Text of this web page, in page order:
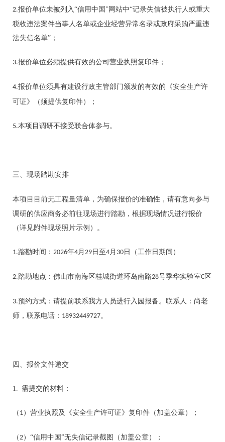
2.报价单位未被列入“信用中国”网站中“记录失信被执行人或重大
税收违法案件当事人名单或企业经营异常名录或政府采购严重违
法失信名单” ；
3.报价单位必须提供有效的公司营业执照复印件 ；
4.报价单位须具有建设行政主管部门颁发的有效的《安全生产许
可证》
（须提供复印件） ；
5.本项目 调研不接受联合体参与。
三、 现场踏勘安排
本项目目前无工程量清单， 为确保报价的准确性，请有意向参与
调研的供应商务必前往现场进行踏勘 ， 根据现场情况进行报价
（详见附件现场照片示例）。
1.踏勘时间： 2026年4月 29 日至4月 30 日（工作日期间）
2.踏勘地点： 佛山市南海区桂城街道环岛南路28号季华实验室C 区
3.预约方式：请提前联系我方人员进行入园报备。联系人：尚老
师 ，联系电话： 18932449727。
四、 报价文件递交
1. 需提交的材料：
（ 1）营业执照及《安全生产许可证》复印件（加盖公章）；
（2）“信用中国”无失信记录截图（加盖公章）；